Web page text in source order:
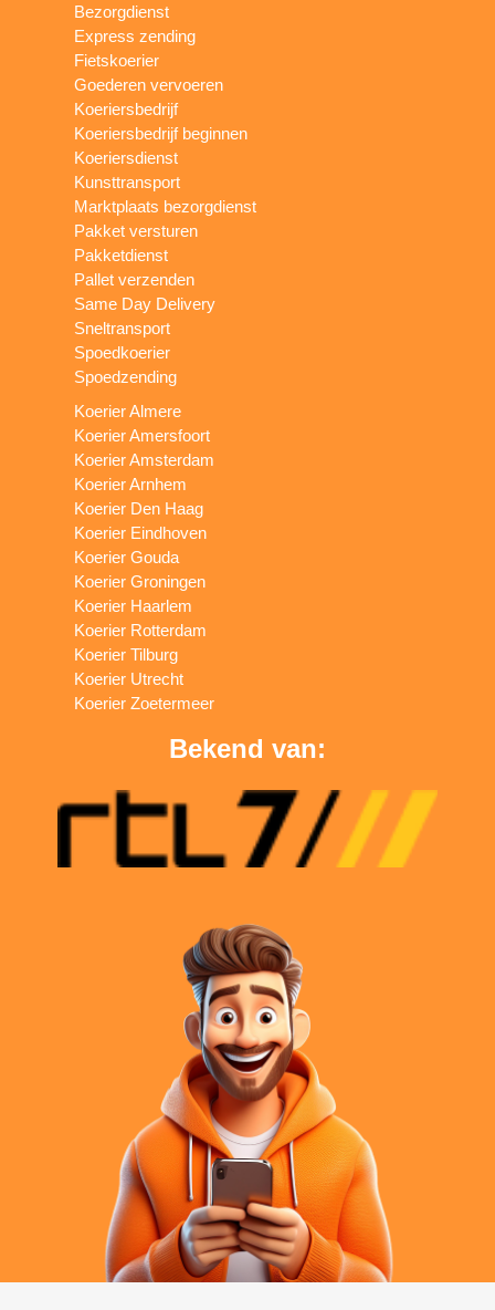
Bezorgdienst
Express zending
Fietskoerier
Goederen vervoeren
Koeriersbedrijf
Koeriersbedrijf beginnen
Koeriersdienst
Kunsttransport
Marktplaats bezorgdienst
Pakket versturen
Pakketdienst
Pallet verzenden
Same Day Delivery
Sneltransport
Spoedkoerier
Spoedzending
Koerier Almere
Koerier Amersfoort
Koerier Amsterdam
Koerier Arnhem
Koerier Den Haag
Koerier Eindhoven
Koerier Gouda
Koerier Groningen
Koerier Haarlem
Koerier Rotterdam
Koerier Tilburg
Koerier Utrecht
Koerier Zoetermeer
Bekend van: